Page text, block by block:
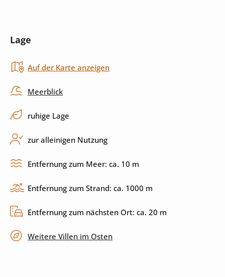
Backofen
Küchenutensilien
Außenbereich
Unterhaltung
Lage
Auf der Karte anzeigen
Meerblick
ruhige Lage
zur alleinigen Nutzung
Entfernung zum Meer: ca. 10 m
Entfernung zum Strand: ca. 1000 m
Entfernung zum nächsten Ort: ca. 20 m
Weitere Villen im Osten